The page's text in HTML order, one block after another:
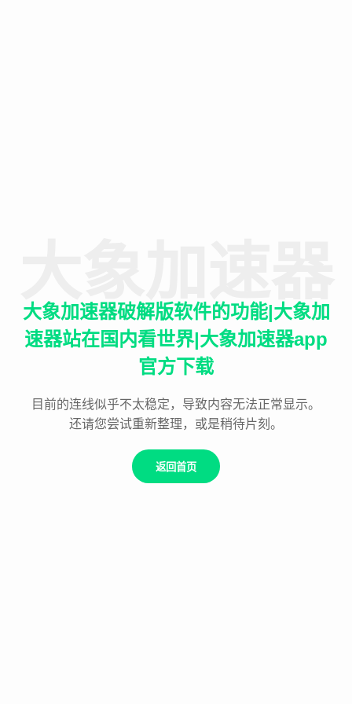
大象加速器破解版软件的功能|大象加
速器站在国内看世界|大象加速器app
官方下载
目前的连线似乎不太稳定，导致内容无法正常显示。
还请您尝试重新整理，或是稍待片刻。
返回首页